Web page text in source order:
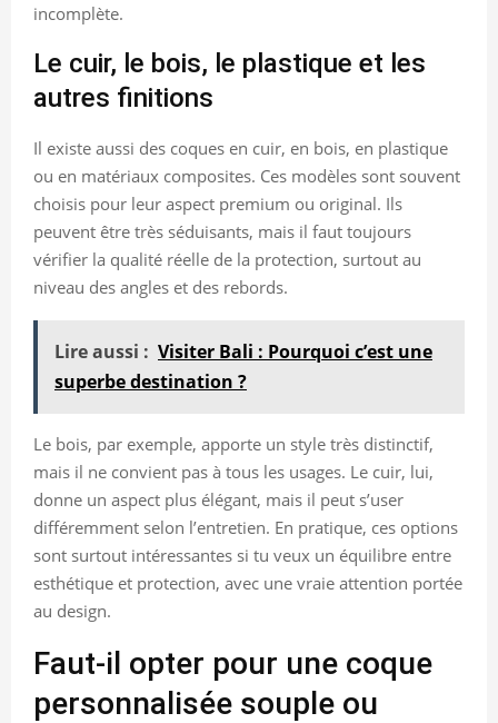
incomplète.
Le cuir, le bois, le plastique et les
autres finitions
Il existe aussi des coques en cuir, en bois, en plastique
ou en matériaux composites. Ces modèles sont souvent
choisis pour leur aspect premium ou original. Ils
peuvent être très séduisants, mais il faut toujours
vérifier la qualité réelle de la protection, surtout au
niveau des angles et des rebords.
Lire aussi : Visiter Bali : Pourquoi c’est une
superbe destination ?
Le bois, par exemple, apporte un style très distinctif,
mais il ne convient pas à tous les usages. Le cuir, lui,
donne un aspect plus élégant, mais il peut s’user
différemment selon l’entretien. En pratique, ces options
sont surtout intéressantes si tu veux un équilibre entre
esthétique et protection, avec une vraie attention portée
au design.
Faut-il opter pour une coque
personnalisée souple ou